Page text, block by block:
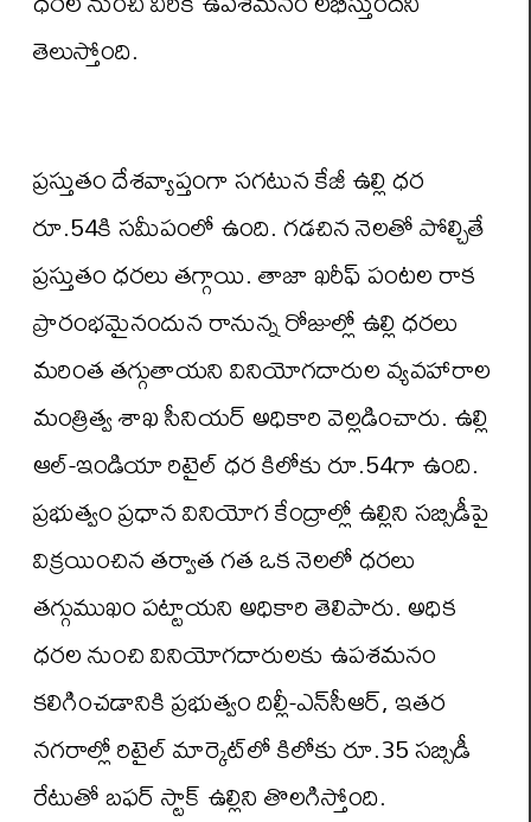
తెలుస్తోంది.
ప్రస్తుతం దేశవ్యాప్తంగా సగటున కేజీ ఉల్లి ధర
రూ.54కి సమీపంలో ఉంది. గడచిన నెలతో పోల్చితే
ప్రస్తుతం ధరలు తగ్గాయి. తాజా ఖరీఫ్ పంటల రాక
ప్రారంభమైనందున రానున్న రోజుల్లో ఉల్లి ధరలు
మరింత తగ్గుతాయని వినియోగదారుల వ్యవహారాల
మంత్రిత్వ శాఖ సీనియర్ అధికారి వెల్లడించారు. ఉల్లి
ఆల్-ఇండియా రిటైల్ ధర కిలోకు రూ.54గా ఉంది.
ప్రభుత్వం ప్రధాన వినియోగ కేంద్రాల్లో ఉల్లిని సబ్సిడీపై
విక్రయించిన తర్వాత గత ఒక నెలలో ధరలు
తగ్గుముఖం పట్టాయని అధికారి తెలిపారు. అధిక
ధరల నుంచి వినియోగదారులకు ఉపశమనం
కలిగించడానికి ప్రభుత్వం దిల్లీ-ఎన్‌సీఆర్, ఇతర
నగరాల్లో రిటైల్ మార్కెట్‌లో కిలోకు రూ.35 సబ్సిడీ
రేటుతో బఫర్ స్టాక్ ఉల్లిని తొలగిస్తోంది.